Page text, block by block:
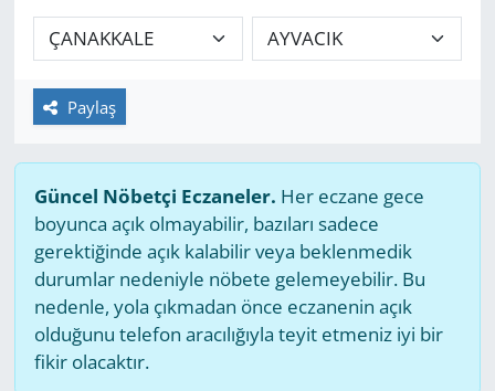
Paylaş
Güncel Nöbetçi Eczaneler. Her eczane gece
boyunca açık olmayabilir, bazıları sadece
gerektiğinde açık kalabilir veya beklenmedik
durumlar nedeniyle nöbete gelemeyebilir. Bu
nedenle, yola çıkmadan önce eczanenin açık
olduğunu telefon aracılığıyla teyit etmeniz iyi bir
fikir olacaktır.
GÜNDEM
HABERDE İNSAN
MAGAZİN
POLİTİKA
RESMİ İLANLAR
SAĞLIK